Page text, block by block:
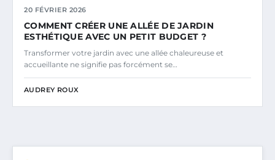
20 FÉVRIER 2026
COMMENT CRÉER UNE ALLÉE DE JARDIN
ESTHÉTIQUE AVEC UN PETIT BUDGET ?
Transformer votre jardin avec une allée chaleureuse et
accueillante ne signifie pas forcément se…
AUDREY ROUX